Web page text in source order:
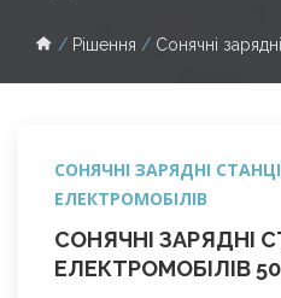
Рішення Сонячні
СОНЯЧНІ ЗАРЯДНІ
ЕЛЕКТРОМОБІЛІВ
СОНЯЧНІ ЗАРЯДНІ
ЕЛЕКТРОМОБІЛІВ